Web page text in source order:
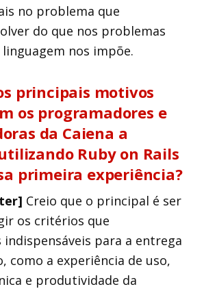
no problema que
do que nos problemas
nos impõe.
principais motivos
os programadores e
da Caiena a
Ruby on Rails
primeira experiência?
Creio que o principal é ser
os critérios que
indispensáveis para a entrega
como a experiência de uso,
e produtividade da